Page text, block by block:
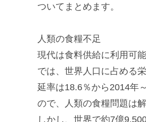
ついてまとめます。
人類の食糧不足
現代は食料供給に利用可
では、世界人口に占める
延率は18.6％から2014年
ので、人類の食糧問題は
しかし、世界で約7億